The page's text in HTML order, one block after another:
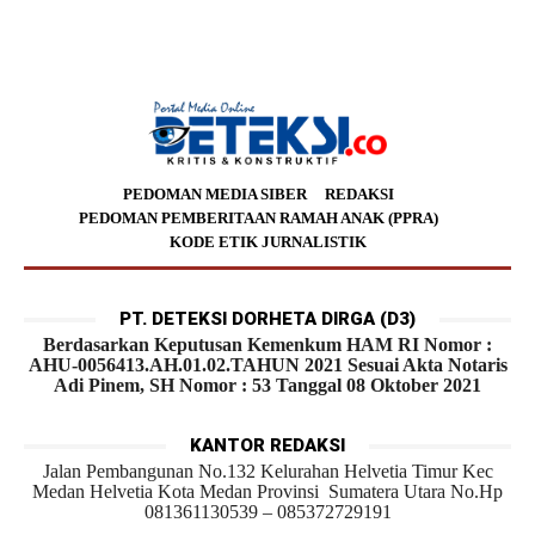
PEDOMAN MEDIA SIBER
REDAKSI
PEDOMAN PEMBERITAAN RAMAH ANAK (PPRA)
KODE ETIK JURNALISTIK
PT. DETEKSI DORHETA DIRGA (D3)
Berdasarkan Keputusan Kemenkum HAM RI Nomor :
AHU-0056413.AH.01.02.TAHUN 2021 Sesuai Akta Notaris
Adi Pinem, SH Nomor : 53 Tanggal 08 Oktober 2021
KANTOR REDAKSI
Jalan Pembangunan No.132 Kelurahan Helvetia Timur Kec
Medan Helvetia Kota Medan Provinsi Sumatera Utara No.Hp
081361130539 – 085372729191